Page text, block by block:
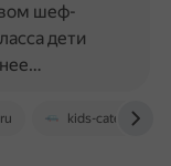
kids-catering.ru
шеф-
дети